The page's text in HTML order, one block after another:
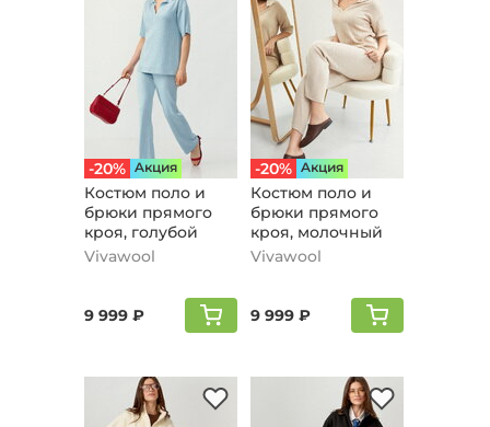
-20% Aкция
Костюм поло и
брюки прямого
кроя, голубой
Vivawool
9 999 ₽
-20% Aкция
Костюм поло и
брюки прямого
кроя, молочный
Vivawool
9 999 ₽